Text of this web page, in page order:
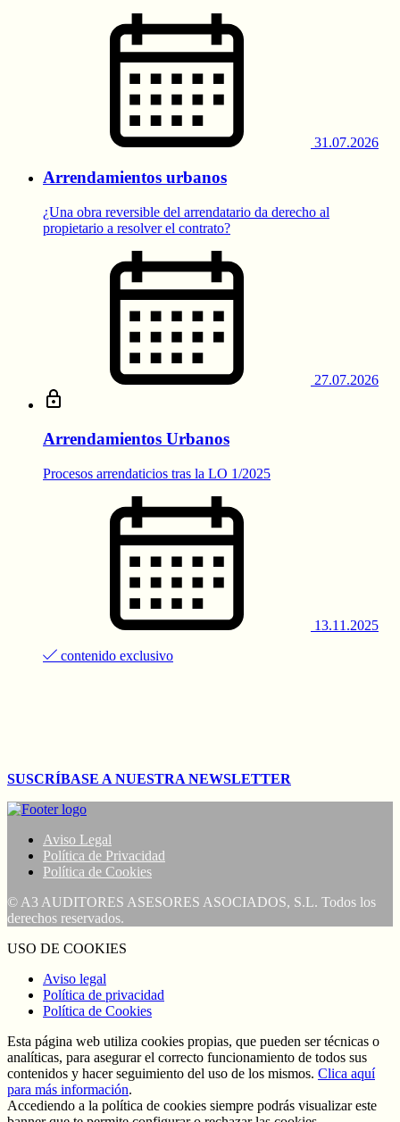
31.07.2026
Arrendamientos urbanos
¿Una obra reversible del arrendatario da derecho al
propietario a resolver el contrato?
27.07.2026
Arrendamientos Urbanos
Procesos arrendaticios tras la LO 1/2025
13.11.2025
contenido exclusivo
SUSCRÍBASE A NUESTRA NEWSLETTER
Aviso Legal
Política de Privacidad
Política de Cookies
© A3 AUDITORES ASESORES ASOCIADOS, S.L. Todos los
derechos reservados.
USO DE COOKIES
Aviso legal
Política de privacidad
Política de Cookies
Esta página web utiliza cookies propias, que pueden ser técnicas o
analíticas, para asegurar el correcto funcionamiento de todos sus
contenidos y hacer seguimiento del uso de los mismos. Clica aquí
para más información.
Accediendo a la política de cookies siempre podrás visualizar este